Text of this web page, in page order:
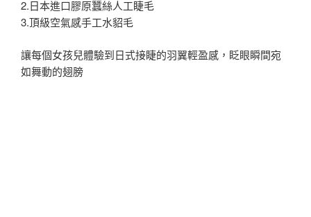
2.日本進口膠原蠶絲人工睫毛
3.頂級空氣感手工水貂毛
讓每個女孩兒體驗到日式接睫的羽翼輕盈感，眨眼瞬間宛
如舞動的翅膀